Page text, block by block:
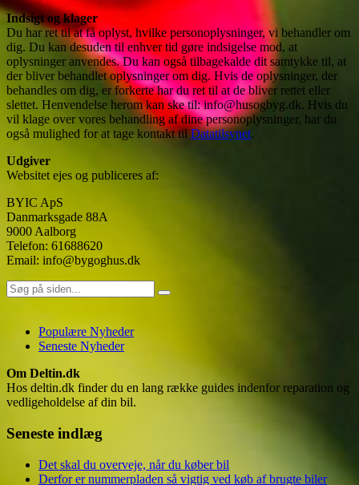
Indsigt og klager
Du har ret til at få oplyst, hvilke personoplysninger, vi behandler om
dig. Du kan desuden til enhver tid gøre indsigelse mod, at
oplysninger anvendes. Du kan også tilbagekalde dit samtykke til, at
der bliver behandlet oplysninger om dig. Hvis de oplysninger, der
behandles om dig, er forkerte har du ret til at de bliver rettet eller
slettet. Henvendelse herom kan ske til: info@husogbyg.dk. Hvis du
vil klage over vores behandling af dine personoplysninger, har du
også mulighed for at tage kontakt tilDatatilsynet.
Udgiver
Websitet ejes og publiceres af:
BYIC ApS
Danmarksgade 88A
9000 Aalborg
Telefon: 61688620
Email: info@bygoghus.dk
Søg
efter:
Populære Nyheder
Seneste Nyheder
Om Deltin.dk
Hos deltin.dk finder du en lang række guides indenfor reparation og
vedligeholdelse af din bil.
Seneste indlæg
Det skal du overveje, når du køber bil
Derfor er nummerpladen så vigtig ved køb af brugte biler